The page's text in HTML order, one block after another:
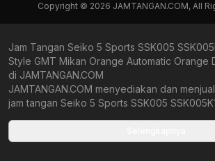
Copyright © 2026 JAMTANGAN.COM, All
Jam Tangan Seiko 5 Sports SSK005
Style GMT Mikan Orange Automatic Orange
di JAMTANGAN.COM
JAMTANGAN.COM menyediakan dan
jam tangan Seiko 5 Sports SSK005
Warranty). Kami berkomitmen untuk